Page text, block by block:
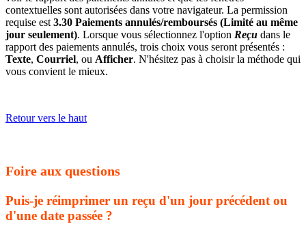
contextuelles sont autorisées dans votre navigateur. La permission
requise est 3.30 Paiements annulés/remboursés (Limité au même
jour seulement). Lorsque vous sélectionnez l'option Reçu dans le
rapport des paiements annulés, trois choix vous seront présentés :
Texte, Courriel, ou Afficher. N'hésitez pas à choisir la méthode qui
vous convient le mieux.
Retour vers le haut
Foire aux questions
Puis-je réimprimer un reçu d'un jour précédent ou
d'une date passée ?